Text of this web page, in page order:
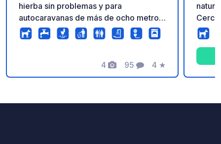
hierba sin problemas y para
autocaravanas de más de ocho metros.
Al borde de la presa de Rance ya 5 km
de Saint Malo, a 3 km de Dinard.
4
Fotos
95
Comentarios
4
Calificación
★
St